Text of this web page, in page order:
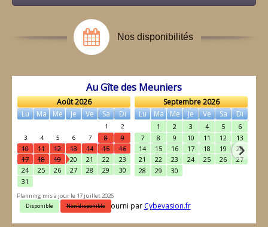
Nos disponibilités